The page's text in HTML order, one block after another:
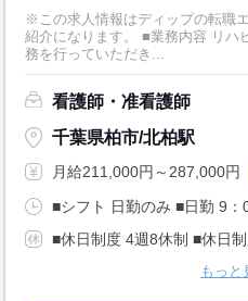
※この求人情報はディップの転職
紹介になります。 ■業務内容 リハ
務を行っていただき...
看護師・准看護師
千葉県柏市/北柏駅
月給211,000円～287,000円
■シフト 日勤のみ ■日勤 9：
■休日制度 4週8休制 ■休日制
もっと